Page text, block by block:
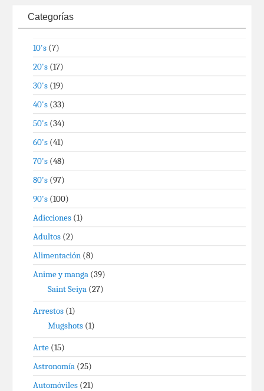
Categorías
10's (7)
20's (17)
30's (19)
40's (33)
50's (34)
60's (41)
70's (48)
80's (97)
90's (100)
Adicciones (1)
Adultos (2)
Alimentación (8)
Anime y manga (39)
Saint Seiya (27)
Arrestos (1)
Mugshots (1)
Arte (15)
Astronomía (25)
Automóviles (21)